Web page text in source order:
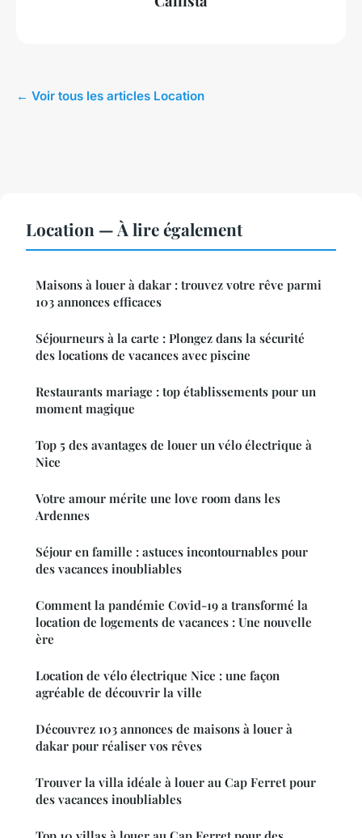
← Voir tous les articles Location
Location — À lire également
Maisons à louer à dakar : trouvez votre rêve parmi
103 annonces efficaces
Séjourneurs à la carte : Plongez dans la sécurité
des locations de vacances avec piscine
Restaurants mariage : top établissements pour un
moment magique
Top 5 des avantages de louer un vélo électrique à
Nice
Votre amour mérite une love room dans les
Ardennes
Séjour en famille : astuces incontournables pour
des vacances inoubliables
Comment la pandémie Covid-19 a transformé la
location de logements de vacances : Une nouvelle
ère
Location de vélo électrique Nice : une façon
agréable de découvrir la ville
Découvrez 103 annonces de maisons à louer à
dakar pour réaliser vos rêves
Trouver la villa idéale à louer au Cap Ferret pour
des vacances inoubliables